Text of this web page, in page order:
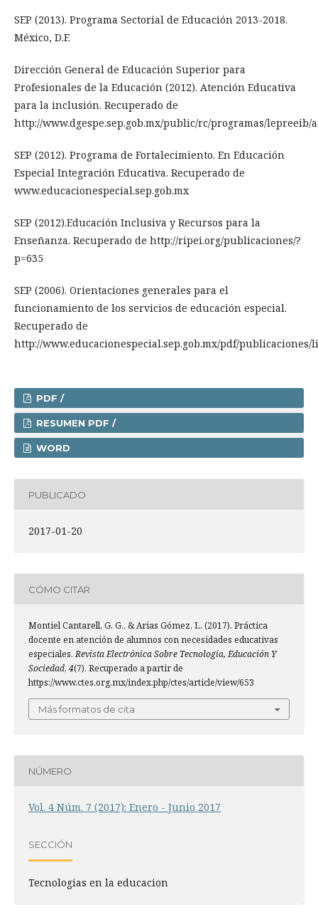
SEP (2013). Programa Sectorial de Educación 2013-2018.
México, D.F.
Dirección General de Educación Superior para
Profesionales de la Educación (2012). Atención Educativa
para la inclusión. Recuperado de
http://www.dgespe.sep.gob.mx/public/rc/programas/
SEP (2012). Programa de Fortalecimiento. En Educación
Especial Integración Educativa. Recuperado de
www.educacionespecial.sep.gob.mx
SEP (2012).Educación Inclusiva y Recursos para la
Enseñanza. Recuperado de http://ripei.org/publicaciones/?
p=635
SEP (2006). Orientaciones generales para el
funcionamiento de los servicios de educación especial.
Recuperado de
http://www.educacionespecial.sep.gob.mx/pdf/
PDF /
RESUMEN PDF /
WORD
PUBLICADO
2017-01-20
CÓMO CITAR
Montiel Cantarell, G. G., & Arias Gómez, L. (2017). Práctica
docente en atención de alumnos con necesidades educativas
especiales.Revista Electrónica Sobre Tecnología, Educación Y
Sociedad, 4(7). Recuperado a partir de
https://www.ctes.org.mx/index.php/ctes/article/view/653
Más formatos de cita
NÚMERO
Vol. 4 Núm. 7 (2017): Enero - Junio 2017
SECCIÓN
Tecnologias en la educacion